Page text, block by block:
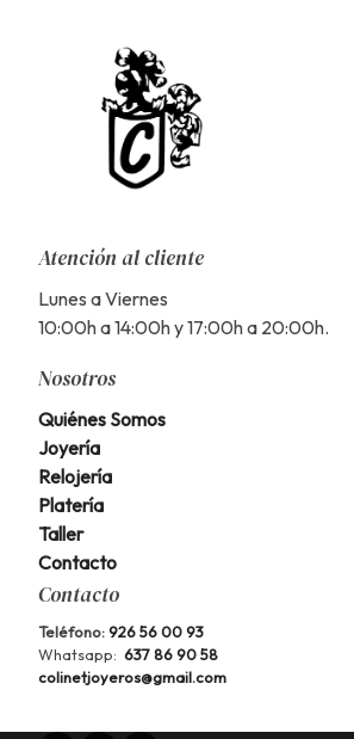
Atención al cliente
Lunes a Viernes
10:00h a 14:00h y 17:00h a 20:00h.
Nosotros
Quiénes Somos
Joyería
Relojería
Platería
Taller
Contacto
Contacto
Teléfono:926 56 00 93
Whatsapp: 637 86 90 58
colinetjoyeros@gmail.com